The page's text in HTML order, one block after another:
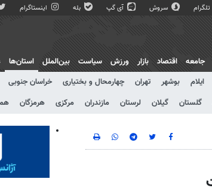
تلگرام سروش آی گپ بله اینستاگرام
جامعه اقتصاد بازار ورزش سیاست بین‌الملل
استان‌ها
ایلام بوشهر تهران چهارمحال و بختیاری خراسان جنوبی
گلستان گیلان لرستان مازندران مرکزی هرمزگان